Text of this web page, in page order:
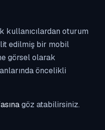
kullanıcılardan oturum
edilmiş bir mobil
görsel olarak
öncelikli
göz atabilirsiniz.